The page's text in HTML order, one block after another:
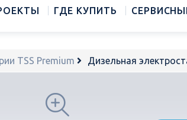
ГДЕ КУПИТЬ
TSS Premium Дизельная